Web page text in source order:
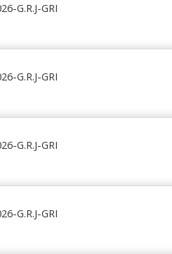
G.R.J-GRI
G.R.J-GRI
G.R.J-GRI
G.R.J-GRI